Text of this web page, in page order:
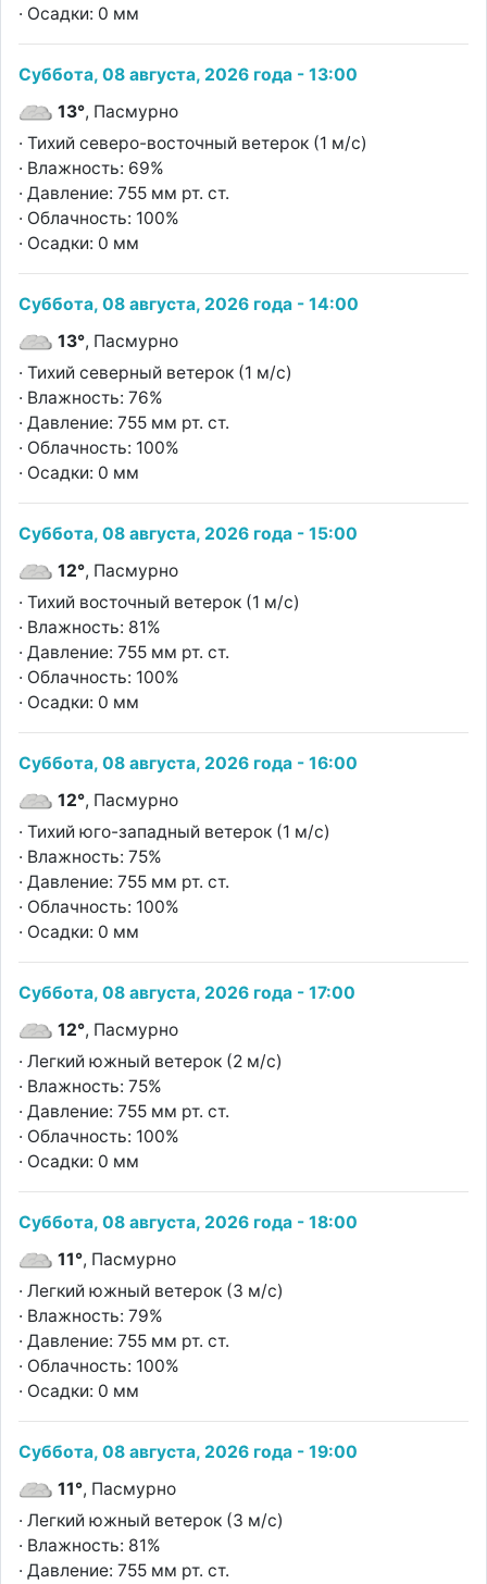
· Осадки: 0 мм
Суббота, 08 августа, 2026 года - 13:00
13°, Пасмурно
· Тихий северо-восточный ветерок (1 м/с)
· Влажность: 69%
· Давление: 755 мм рт. ст.
· Облачность: 100%
· Осадки: 0 мм
Суббота, 08 августа, 2026 года - 14:00
13°, Пасмурно
· Тихий северный ветерок (1 м/с)
· Влажность: 76%
· Давление: 755 мм рт. ст.
· Облачность: 100%
· Осадки: 0 мм
Суббота, 08 августа, 2026 года - 15:00
12°, Пасмурно
· Тихий восточный ветерок (1 м/с)
· Влажность: 81%
· Давление: 755 мм рт. ст.
· Облачность: 100%
· Осадки: 0 мм
Суббота, 08 августа, 2026 года - 16:00
12°, Пасмурно
· Тихий юго-западный ветерок (1 м/с)
· Влажность: 75%
· Давление: 755 мм рт. ст.
· Облачность: 100%
· Осадки: 0 мм
Суббота, 08 августа, 2026 года - 17:00
12°, Пасмурно
· Легкий южный ветерок (2 м/с)
· Влажность: 75%
· Давление: 755 мм рт. ст.
· Облачность: 100%
· Осадки: 0 мм
Суббота, 08 августа, 2026 года - 18:00
11°, Пасмурно
· Легкий южный ветерок (3 м/с)
· Влажность: 79%
· Давление: 755 мм рт. ст.
· Облачность: 100%
· Осадки: 0 мм
Суббота, 08 августа, 2026 года - 19:00
11°, Пасмурно
· Легкий южный ветерок (3 м/с)
· Влажность: 81%
· Давление: 755 мм рт. ст.